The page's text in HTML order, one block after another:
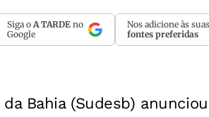
Siga o A TARDE no
Google
Nos adicione às suas
fontes preferidas
Bahia (Sudesb)